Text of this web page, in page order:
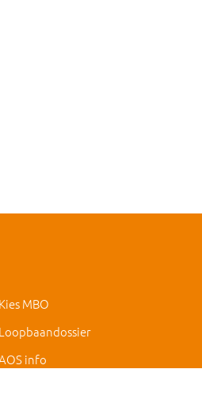
Kies MBO
Loopbaandossier
info